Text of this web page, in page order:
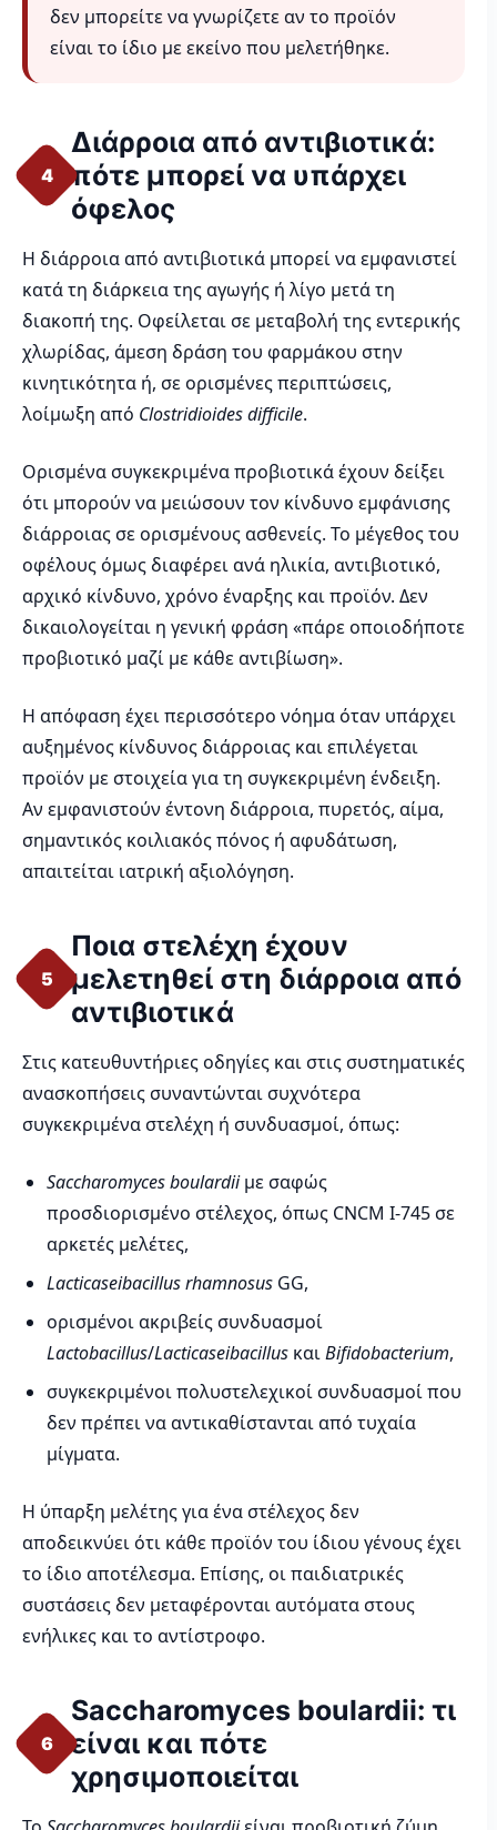
δεν μπορείτε να γνωρίζετε αν το προϊόν
είναι το ίδιο με εκείνο που μελετήθηκε.
4
Διάρροια από αντιβιοτικά:
πότε μπορεί να υπάρχει
όφελος
Η διάρροια από αντιβιοτικά μπορεί να εμφανιστεί
κατά τη διάρκεια της αγωγής ή λίγο μετά τη
διακοπή της. Οφείλεται σε μεταβολή της εντερικής
χλωρίδας, άμεση δράση του φαρμάκου στην
κινητικότητα ή, σε ορισμένες περιπτώσεις,
λοίμωξη από Clostridioides difficile.
Ορισμένα συγκεκριμένα προβιοτικά έχουν δείξει
ότι μπορούν να μειώσουν τον κίνδυνο εμφάνισης
διάρροιας σε ορισμένους ασθενείς. Το μέγεθος του
οφέλους όμως διαφέρει ανά ηλικία, αντιβιοτικό,
αρχικό κίνδυνο, χρόνο έναρξης και προϊόν. Δεν
δικαιολογείται η γενική φράση «πάρε οποιοδήποτε
προβιοτικό μαζί με κάθε αντιβίωση».
Η απόφαση έχει περισσότερο νόημα όταν υπάρχει
αυξημένος κίνδυνος διάρροιας και επιλέγεται
προϊόν με στοιχεία για τη συγκεκριμένη ένδειξη.
Αν εμφανιστούν έντονη διάρροια, πυρετός, αίμα,
σημαντικός κοιλιακός πόνος ή αφυδάτωση,
απαιτείται ιατρική αξιολόγηση.
5
Ποια στελέχη έχουν
μελετηθεί στη διάρροια από
αντιβιοτικά
Στις κατευθυντήριες οδηγίες και στις συστηματικές
ανασκοπήσεις συναντώνται συχνότερα
συγκεκριμένα στελέχη ή συνδυασμοί, όπως:
Saccharomyces boulardiiμε σαφώς
προσδιορισμένο στέλεχος, όπως CNCM I-745 σε
αρκετές μελέτες,
Lacticaseibacillus rhamnosus GG,
ορισμένοι ακριβείς συνδυασμοί
Lactobacillus/Lacticaseibacillus καιBifidobacterium,
συγκεκριμένοι πολυστελεχικοί συνδυασμοί που
δεν πρέπει να αντικαθίστανται από τυχαία
μίγματα.
Η ύπαρξη μελέτης για ένα στέλεχος δεν
αποδεικνύει ότι κάθε προϊόν του ίδιου γένους έχει
το ίδιο αποτέλεσμα. Επίσης, οι παιδιατρικές
συστάσεις δεν μεταφέρονται αυτόματα στους
ενήλικες και το αντίστροφο.
6
Saccharomyces boulardii: τι
είναι και πότε
χρησιμοποιείται